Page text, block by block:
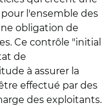
l'ensemble des
obligation de
Ce contrôle "initial
de
à assurer la
effectué par des
des exploitants.